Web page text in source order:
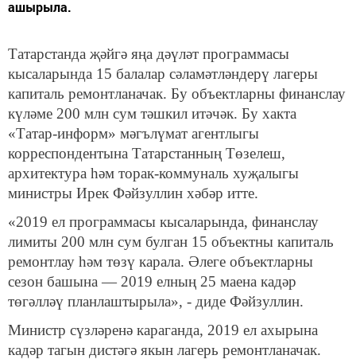
ашырыла.
Татарстанда җәйгә яңа дәүләт программасы
кысаларында 15 балалар сәламәтләндерү лагеры
капиталь ремонтланачак. Бу объектларны финанслау
күләме 200 млн сум тәшкил итәчәк. Бу хакта
«Татар-информ» мәгълүмат агентлыгы
корреспондентына Татарстанның Төзелеш,
архитектура һәм торак-коммуналь хуҗалыгы
министры Ирек Фәйзуллин хәбәр итте.
«2019 ел программасы кысаларында, финанслау
лимиты 200 млн сум булган 15 объектны капиталь
ремонтлау һәм төзү карала. Әлеге объектларны
сезон башына — 2019 елның 25 маена кадәр
төгәлләү планлаштырыла», - диде Фәйзуллин.
Министр сүзләренә караганда, 2019 ел ахырына
кадәр тагын дистәгә якын лагерь ремонтланачак.